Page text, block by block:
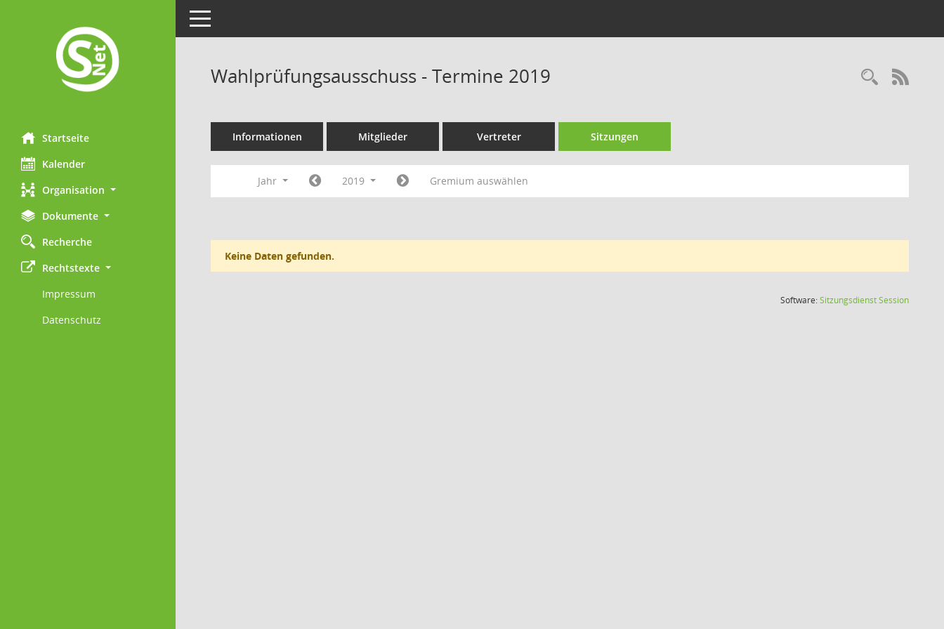
Startseite
Kalender
Organisation
Dokumente
Recherche
Rechtstexte
Impressum
Datenschutz
Toggle navigation
Wahlprüfungsausschuss - Termine 2019
Informationen Mitglieder Vertreter Sitzungen
Jahr 2019 Gremium auswählen
Keine Daten gefunden.
Software:SitzungsdienstSession(Wird in